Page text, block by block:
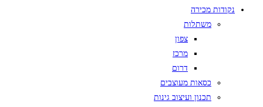
נקודות מכירה
משתלות
צפון
מרכז
דרום
כסאות מעוצבים
תכנון ועיצוב גינות